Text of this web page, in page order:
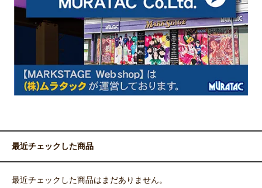
最近チェックした商品
最近チェックした商品はまだありません。